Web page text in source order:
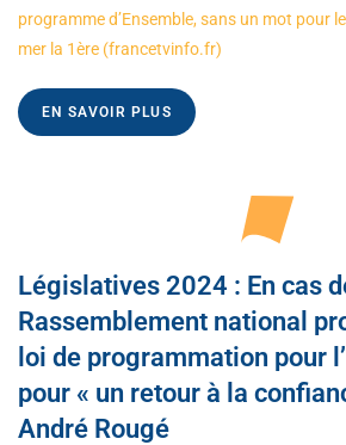
programme d’Ensemble, sans un mot pour
mer la 1ère (francetvinfo.fr)
EN SAVOIR PLUS
Législatives 2024 : En cas
Rassemblement national
loi de programmation pour
pour « un retour à la
André Rougé